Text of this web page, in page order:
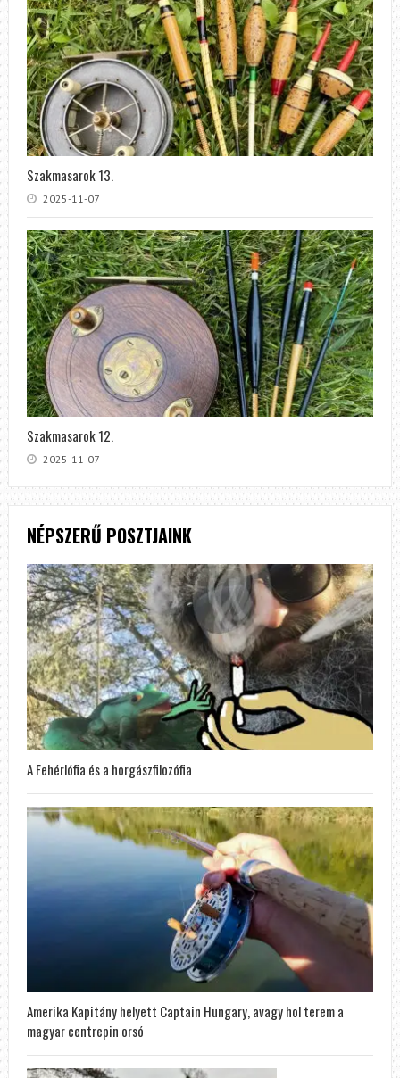
Szakmasarok 13.
2025-11-07
Szakmasarok 12.
2025-11-07
NÉPSZERŰ POSZTJAINK
A Fehérlófia és a horgászfilozófia
Amerika Kapitány helyett Captain Hungary, avagy hol terem a
magyar centrepin orsó